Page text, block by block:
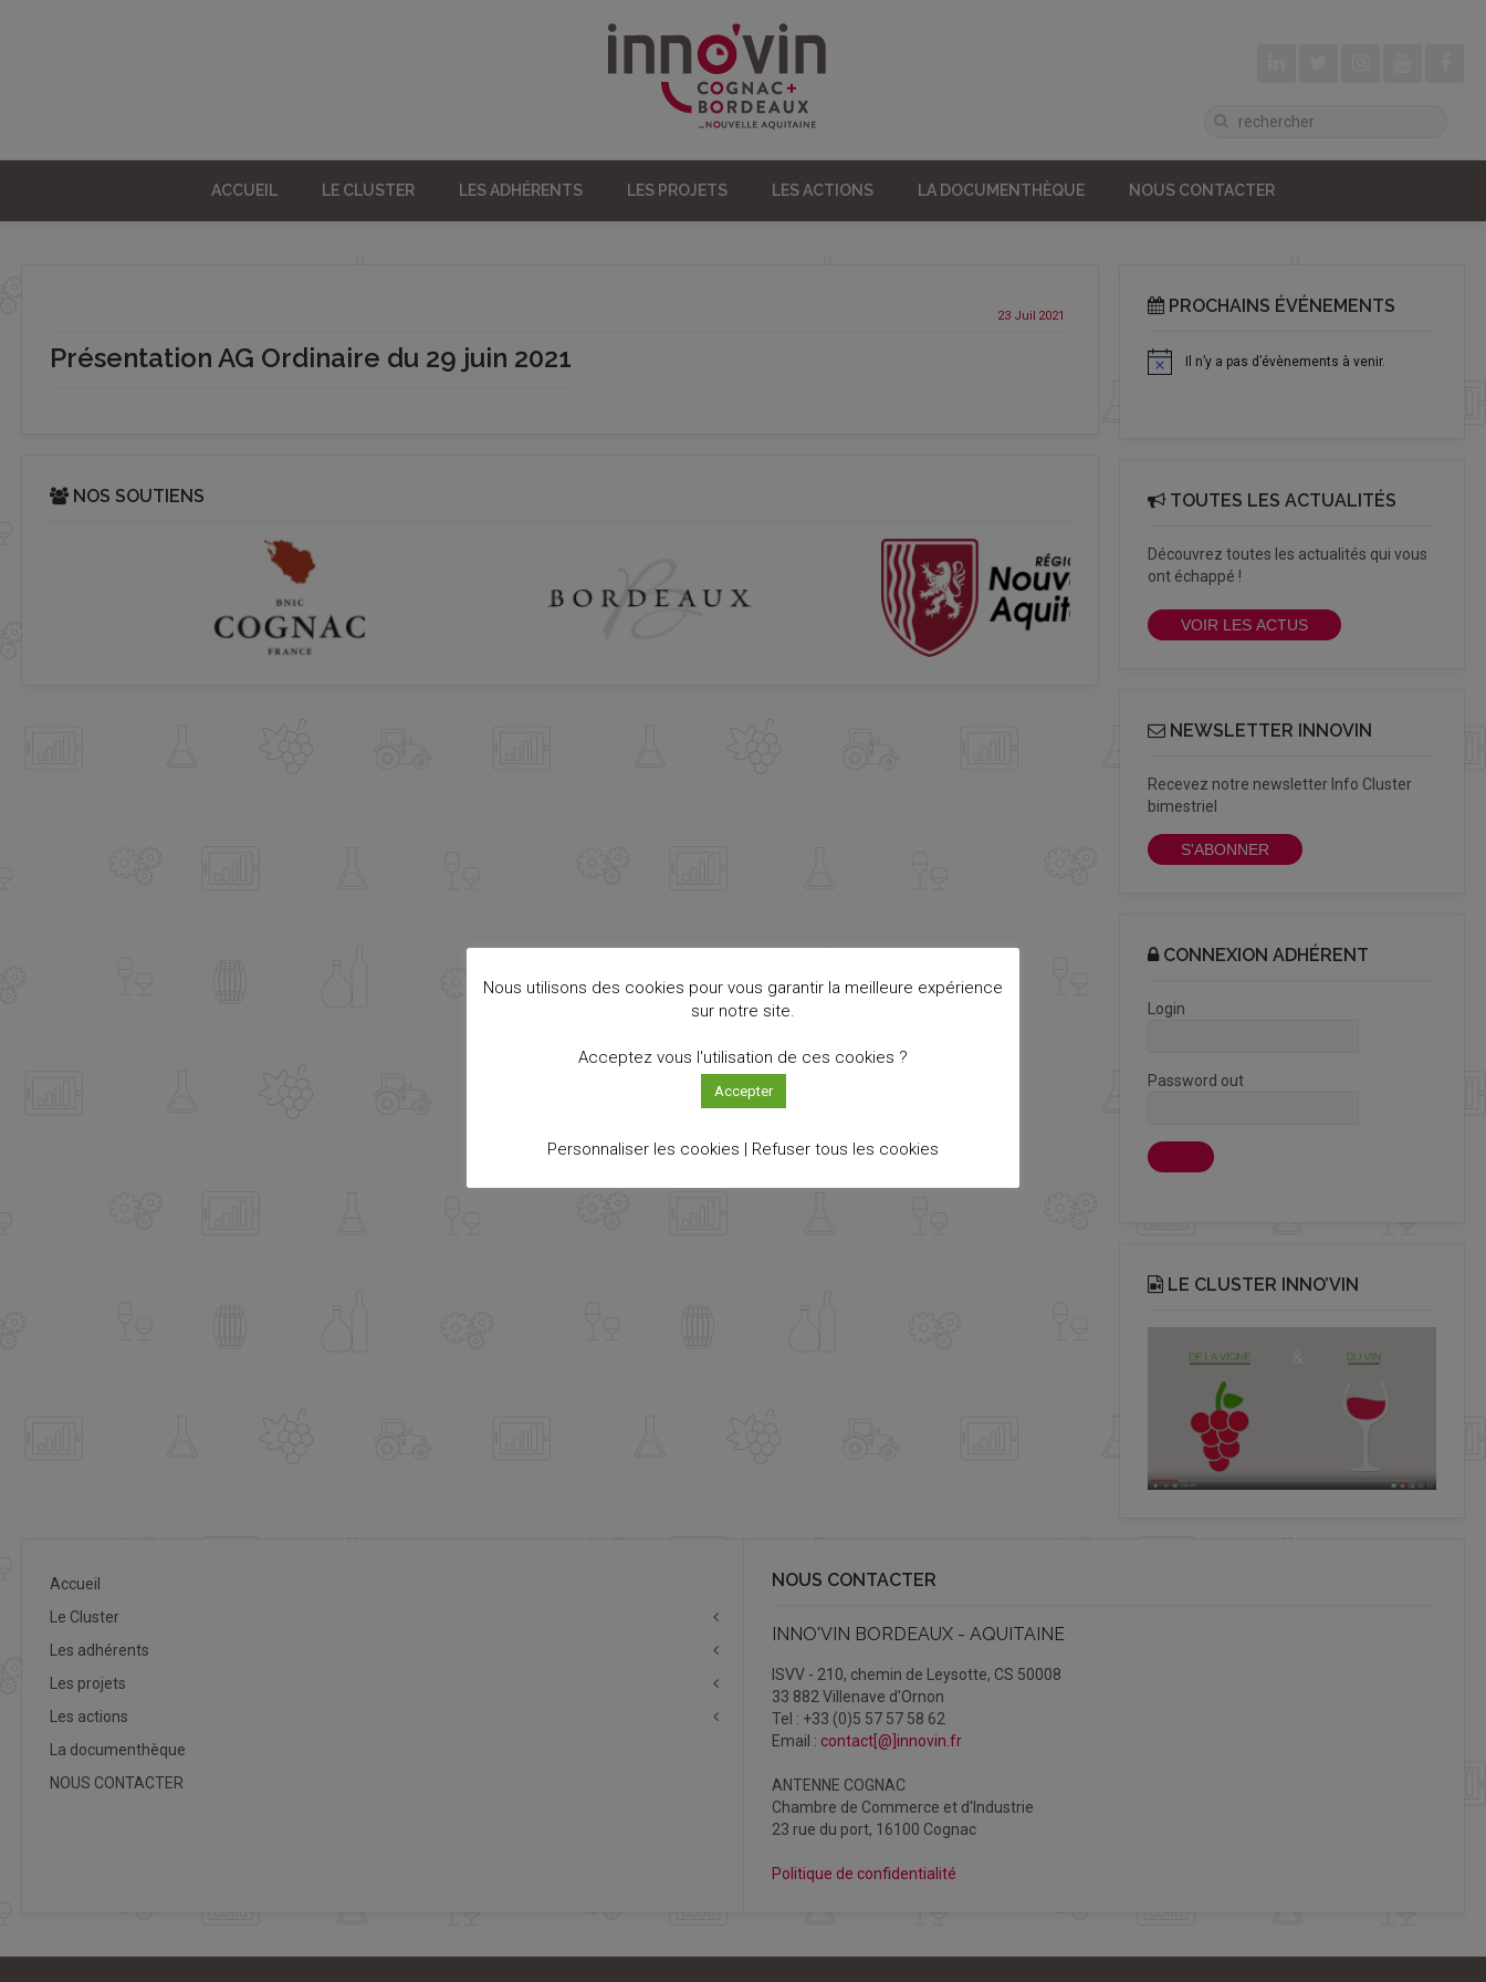
ACCUEIL LE CLUSTER LES ADHÉRENTS LES PROJETS LES ACTIONS LA DOCUMENTHÈQUE NOUS CONTACTER
23 Juil 2021
Présentation AG Ordinaire du 29 juin 2021
NOS SOUTIENS
PROCHAINS ÉVÉNEMENTS
Notice Il n’y a pas d’évènements à venir.
TOUTES LES ACTUALITÉS
Découvrez toutes les actualités qui vous
ont échappé !
VOIR LES ACTUS
NEWSLETTER INNOVIN
Recevez notre newsletter Info Cluster
bimestriel
S'ABONNER
CONNEXION ADHÉRENT
Login
Password out
LE CLUSTER INNO’VIN
Accueil
Le Cluster
Les adhérents
Les projets
Les actions
La documenthèque
NOUS CONTACTER
NOUS CONTACTER
INNO'VIN BORDEAUX - AQUITAINE
ISVV - 210, chemin de Leysotte, CS 50008
33 882 Villenave d'Ornon
Tel : +33 (0)5 57 57 58 62
Email : contact[@]innovin.fr
ANTENNE COGNAC
Chambre de Commerce et d'Industrie
23 rue du port, 16100 Cognac
Politique de confidentialité
Nous utilisons des cookies pour vous garantir la meilleure expérience
sur notre site.
Acceptez vous l'utilisation de ces cookies ?
Accepter
Personnaliser les cookies | Refuser tous les cookies